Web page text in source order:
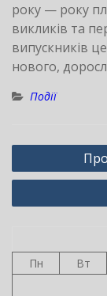
року — року
викликів та
випускників
нового,
Події
Навігація
записів
Пн
Вт